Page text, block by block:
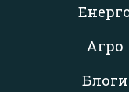
Агро
Блоги